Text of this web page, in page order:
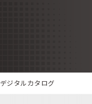
デジタルカタログ